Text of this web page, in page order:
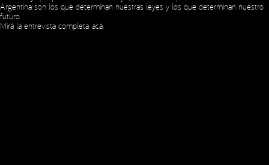
Argentina son los que determinan nuestras leyes y los que determinan nuestro
futuro.
Mirá la entrevista completa, acá